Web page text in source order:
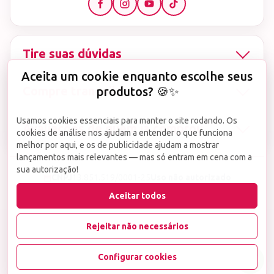
Ao contrário da
possui viscosidade média, a versão Fiber se destaca por sua leveza e
capacidade de se adaptar perfeitamente à superfície da unha. Isso
não apenas facilita o processo de aplicação, mas também melhora a
durabilidade do alongamento, minimizando o risco de descolamento
e danos. Assim, a capa base Fiber da Any Love é uma escolha
indispensável para quem deseja obter resultados profissionais e
GEL ANY LOVE QUAL ESCOLHER: CORES E
VISCOSIDADES
Tire suas dúvidas
Compre tranquila
Avaliações de quem já comprou
CNPJ
de imagens ou conteúdos deste site é proibido e
viola a Lei de Direitos Autorais nº 9.610/98.
Infrações serão denunciadas diretamente ao órgão competente.
wake
Aceita um cookie enquanto escolhe seus
produtos? 🍪✨
Usamos cookies essenciais para manter o site rodando. Os
cookies de análise nos ajudam a entender o que funciona
melhor por aqui, e os de publicidade ajudam a mostrar
lançamentos mais relevantes — mas só entram em cena com a
sua autorização!
Aceitar todos
Rejeitar não necessários
Configurar cookies